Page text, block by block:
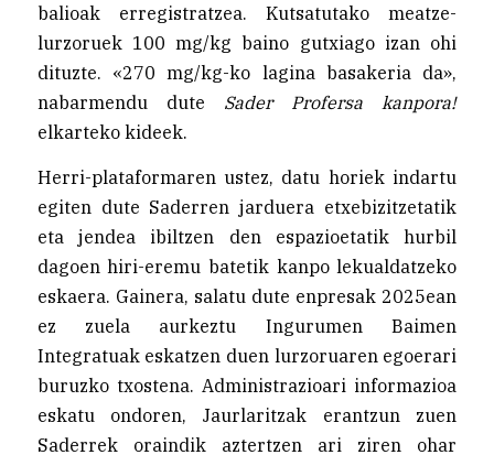
balioak erregistratzea. Kutsatutako meatze-
lurzoruek 100 mg/kg baino gutxiago izan ohi
dituzte. «270 mg/kg-ko lagina basakeria da»,
nabarmendu dute Sader Profersa kanpora!
elkarteko kideek.
Herri-plataformaren ustez, datu horiek indartu
egiten dute Saderren jarduera etxebizitzetatik
eta jendea ibiltzen den espazioetatik hurbil
dagoen hiri-eremu batetik kanpo lekualdatzeko
eskaera. Gainera, salatu dute enpresak 2025ean
ez zuela aurkeztu Ingurumen Baimen
Integratuak eskatzen duen lurzoruaren egoerari
buruzko txostena. Administrazioari informazioa
eskatu ondoren, Jaurlaritzak erantzun zuen
Saderrek oraindik aztertzen ari ziren ohar